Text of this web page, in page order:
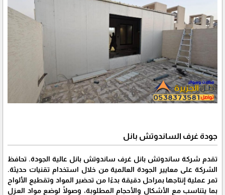
جودة غرف الساندوتش بانل
تقدم شركة ساندوتش بانل غرف ساندوتش بانل عالية الجودة. تحافظ
الشركة على معايير الجودة العالمية من خلال استخدام تقنيات حديثة.
تمر عملية إنتاجها بمراحل دقيقة بدءًا من تحضير المواد وتقطيع الألواح
بما يتناسب مع الأشكال والأحجام المطلوبة، وصولًا لوضع مواد العزل